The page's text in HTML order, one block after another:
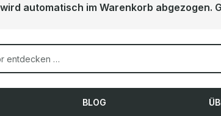
automatisch im Warenkorb abgezogen.
BLOG